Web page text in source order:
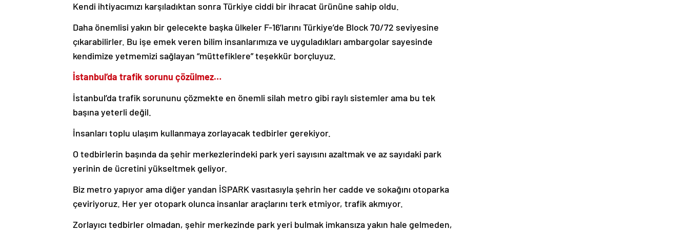
Kendi ihtiyacımızı karşıladıktan sonra Türkiye ciddi bir ihracat ürününe sahip oldu.
Daha önemlisi yakın bir gelecekte başka ülkeler F-16’larını Türkiye’de Block 70/72 seviyesine
çıkarabilirler. Bu işe emek veren bilim insanlarımıza ve uyguladıkları ambargolar sayesinde
kendimize yetmemizi sağlayan “müttefiklere” teşekkür borçluyuz.
İstanbul’da trafik sorunu çözülmez…
İstanbul’da trafik sorununu çözmekte en önemli silah metro gibi raylı sistemler ama bu tek
başına yeterli değil.
İnsanları toplu ulaşım kullanmaya zorlayacak tedbirler gerekiyor.
O tedbirlerin başında da şehir merkezlerindeki park yeri sayısını azaltmak ve az sayıdaki park
yerinin de ücretini yükseltmek geliyor.
Biz metro yapıyor ama diğer yandan İSPARK vasıtasıyla şehrin her cadde ve sokağını otoparka
çeviriyoruz. Her yer otopark olunca insanlar araçlarını terk etmiyor, trafik akmıyor.
Zorlayıcı tedbirler olmadan, şehir merkezinde park yeri bulmak imkansıza yakın hale gelmeden,